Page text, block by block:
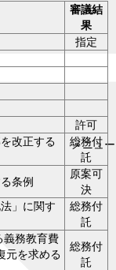
メニュー
審議結
果
指定
許可
改正する
総務付
託
条例
原案可
決
」に関す
総務付
託
義務教育費
元を求める
総務付
託